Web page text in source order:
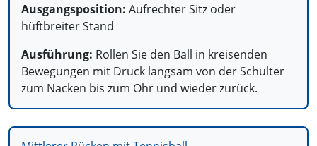
Ausgangsposition: Aufrechter Sitz oder
hüftbreiter Stand
Ausführung: Rollen Sie den Ball in kreisenden
Bewegungen mit Druck langsam von der Schulter
zum Nacken bis zum Ohr und wieder zurück.